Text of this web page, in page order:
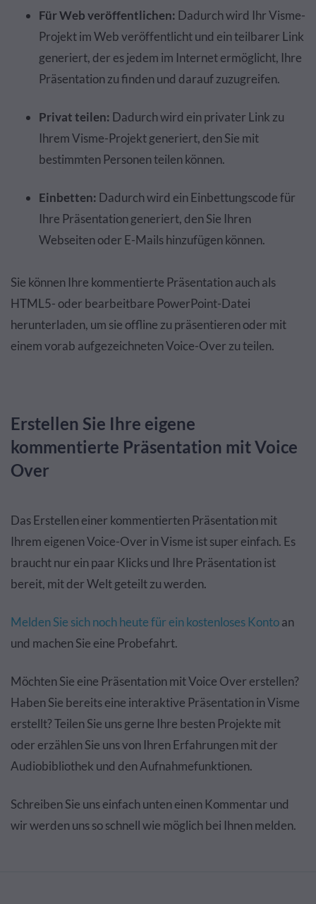
Für Web veröffentlichen: Dadurch wird Ihr Visme-
Projekt im Web veröffentlicht und ein teilbarer Link
generiert, der es jedem im Internet ermöglicht, Ihre
Präsentation zu finden und darauf zuzugreifen.
Privat teilen: Dadurch wird ein privater Link zu
Ihrem Visme-Projekt generiert, den Sie mit
bestimmten Personen teilen können.
Einbetten: Dadurch wird ein Einbettungscode für
Ihre Präsentation generiert, den Sie Ihren
Webseiten oder E-Mails hinzufügen können.
Sie können Ihre kommentierte Präsentation auch als
HTML5- oder bearbeitbare PowerPoint-Datei
herunterladen, um sie offline zu präsentieren oder mit
einem vorab aufgezeichneten Voice-Over zu teilen.
Erstellen Sie Ihre eigene
kommentierte Präsentation mit Voice
Over
Das Erstellen einer kommentierten Präsentation mit
Ihrem eigenen Voice-Over in Visme ist super einfach. Es
braucht nur ein paar Klicks und Ihre Präsentation ist
bereit, mit der Welt geteilt zu werden.
Melden Sie sich noch heute für ein kostenloses Kontoan
und machen Sie eine Probefahrt.
Möchten Sie eine Präsentation mit Voice Over erstellen?
Haben Sie bereits eine interaktive Präsentation in Visme
erstellt? Teilen Sie uns gerne Ihre besten Projekte mit
oder erzählen Sie uns von Ihren Erfahrungen mit der
Audiobibliothek und den Aufnahmefunktionen.
Schreiben Sie uns einfach unten einen Kommentar und
wir werden uns so schnell wie möglich bei Ihnen melden.